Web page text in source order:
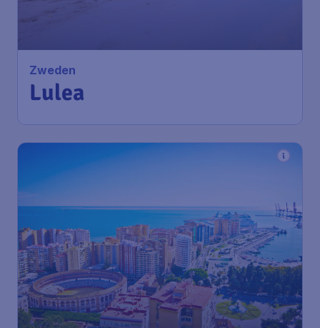
Zweden
Lulea
Spanje
Malaga
€ 296*
vanaf